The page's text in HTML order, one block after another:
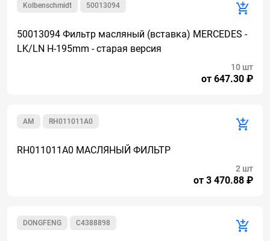
50013094
Kolbenschmidt
50013094 Фильтр масляный (вставка) MERCEDES -
LK/LN H-195mm - старая версия
от 647.30 ₽
10 шт
RH011011A0
AM
RH011011A0 МАСЛЯНЫЙ ФИЛЬТР
от 3 470.88 ₽
2 шт
C4388898
DONGFENG